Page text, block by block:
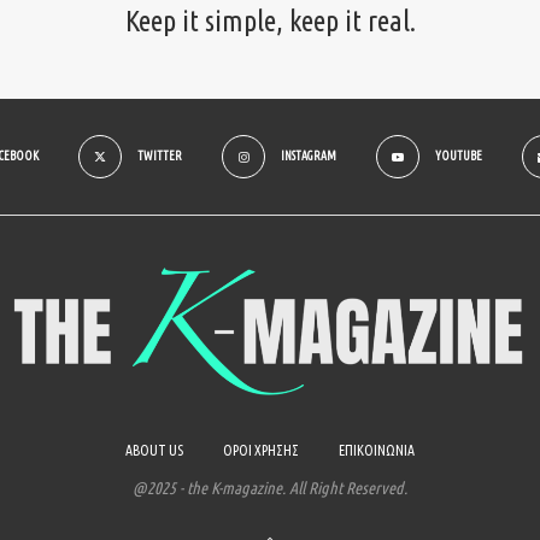
Keep it simple, keep it real.
TWITTER INSTAGRAM YOUTUBE
ABOUT US ΟΡΟΙ ΧΡΗΣΗΣ ΕΠΙΚΟΙΝΩΝΙΑ
@2025 - the K-magazine. All Right Reserved.